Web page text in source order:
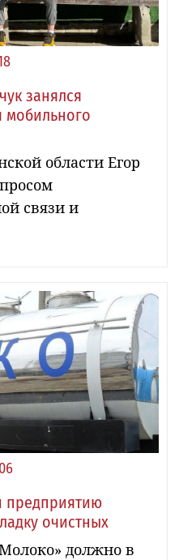
занялся
мобильного
области Егор
связи и
предприятию
очистных
должно в